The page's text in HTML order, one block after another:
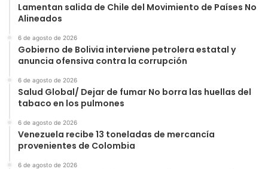
Lamentan salida de Chile del Movimiento de Países No
Alineados
6 de agosto de 2026
Gobierno de Bolivia interviene petrolera estatal y
anuncia ofensiva contra la corrupción
6 de agosto de 2026
Salud Global/ Dejar de fumar No borra las huellas del
tabaco en los pulmones
6 de agosto de 2026
Venezuela recibe 13 toneladas de mercancía
provenientes de Colombia
6 de agosto de 2026